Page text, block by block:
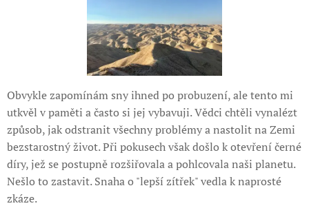
Obvykle zapomínám sny ihned po probuzení, ale tento mi
utkvěl v paměti a často si jej vybavuji. Vědci chtěli vynalézt
způsob, jak odstranit všechny problémy a nastolit na Zemi
bezstarostný život. Při pokusech však došlo k otevření černé
díry, jež se postupně rozšiřovala a pohlcovala naši planetu.
Nešlo to zastavit. Snaha o "lepší zítřek" vedla k naprosté
zkáze.